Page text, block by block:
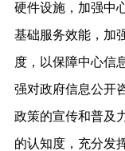
硬件设施，加强中
基础服务效能，加
度，以保障中心信
强对政府信息公开
政策的宣传和普及
的认知度，充分发